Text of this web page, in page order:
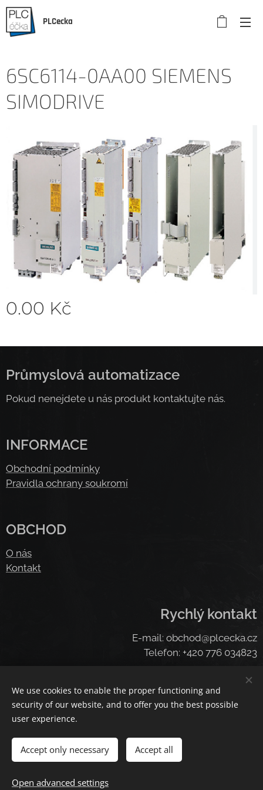
PLCecka
6SC6114-0AA00 SIEMENS
SIMODRIVE
0.00 Kč
Průmyslová automatizace
Pokud nenejdete u nás produkt kontaktujte nás.
INFORMACE
Obchodní podmínky
Pravidla ochrany soukromí
OBCHOD
O nás
Kontakt
Rychlý kontakt
E-mail: obchod@plcecka.cz
Telefon: +420 776 034823
Cookies
Čeština
American English Deutsch
We use cookies to enable the proper functioning and
security of our website, and to offer you the best possible
user experience.
Accept only necessary Accept all
Open advanced settings